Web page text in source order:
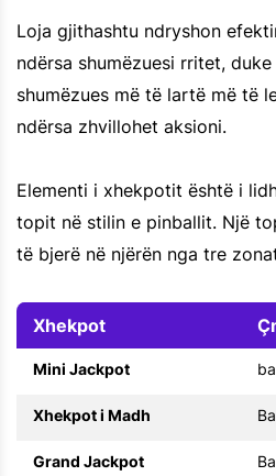
Loja gjithashtu ndryshon
ndërsa shumëzuesi rritet,
shumëzues më të lartë më të
ndërsa zhvillohet aksioni.
Elementi i xhekpotit është i
topit në stilin e pinballit. Një
të bjerë në njërën nga tre
Xhekpot
Mini Jackpot
Xhekpot i Madh
Grand Jackpot